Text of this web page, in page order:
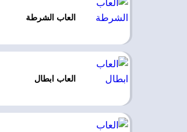
العاب الشرطة
العاب ابطال